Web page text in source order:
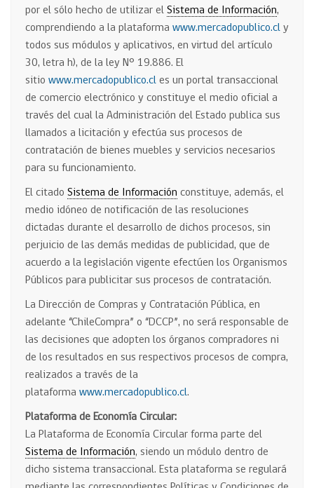
por el sólo hecho de utilizar el Sistema de Información,
comprendiendo a la plataforma www.mercadopublico.cl y
todos sus módulos y aplicativos, en virtud del artículo
30, letra h), de la ley N° 19.886. El
sitio www.mercadopublico.cl es un portal transaccional
de comercio electrónico y constituye el medio oficial a
través del cual la Administración del Estado publica sus
llamados a licitación y efectúa sus procesos de
contratación de bienes muebles y servicios necesarios
para su funcionamiento.
El citado Sistema de Información constituye, además, el
medio idóneo de notificación de las resoluciones
dictadas durante el desarrollo de dichos procesos, sin
perjuicio de las demás medidas de publicidad, que de
acuerdo a la legislación vigente efectúen los Organismos
Públicos para publicitar sus procesos de contratación.
La Dirección de Compras y Contratación Pública, en
adelante “ChileCompra” o “DCCP”, no será responsable de
las decisiones que adopten los órganos compradores ni
de los resultados en sus respectivos procesos de compra,
realizados a través de la
plataforma www.mercadopublico.cl.
Plataforma de Economía Circular:
La Plataforma de Economía Circular forma parte del
Sistema de Información, siendo un módulo dentro de
dicho sistema transaccional. Esta plataforma se regulará